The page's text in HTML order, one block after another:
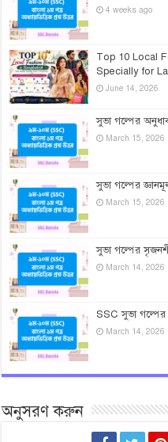
4 weeks ago
Top 10 Local
Specially for
June 14, 2026
সুভা গল্পের
March 15, 2026
সুভা গল্পের
March 15, 2026
সুভা গল্পের
March 14, 2026
SSC সুভা গল্পের
March 14, 2026
অনুসরণ করুন